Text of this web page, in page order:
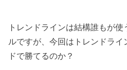
トレンドラインは結構誰もが
ルですが、今回はトレンドラ
ドで勝てるのか？